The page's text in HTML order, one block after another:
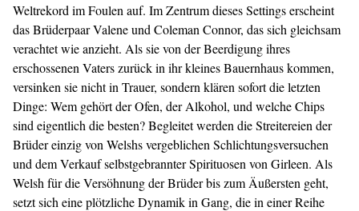
Weltrekord im Foulen auf. Im Zentrum dieses Settings erscheint
das Brüderpaar Valene und Coleman Connor, das sich gleichsam
verachtet wie anzieht. Als sie von der Beerdigung ihres
erschossenen Vaters zurück in ihr kleines Bauernhaus kommen,
versinken sie nicht in Trauer, sondern klären sofort die letzten
Dinge: Wem gehört der Ofen, der Alkohol, und welche Chips
sind eigentlich die besten? Begleitet werden die Streitereien der
Brüder einzig von Welshs vergeblichen Schlichtungsversuchen
und dem Verkauf selbstgebrannter Spirituosen von Girleen. Als
Welsh für die Versöhnung der Brüder bis zum Äußersten geht,
setzt sich eine plötzliche Dynamik in Gang, die in einer Reihe